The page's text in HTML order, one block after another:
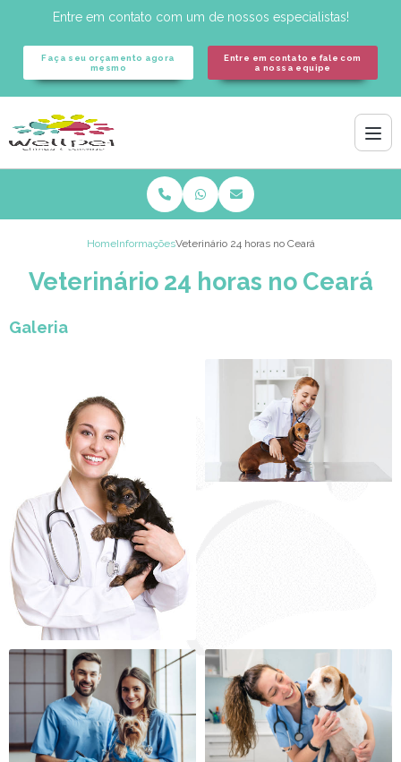
Entre em contato com um de nossos especialistas!
Faça seu orçamento agora
mesmo
Entre em contato e fale com
a nossa equipe
HomeInformaçõesVeterinário 24 horas no Ceará
Veterinário 24 horas no Ceará
Galeria